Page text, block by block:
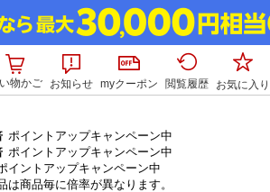
物かご
お知らせ myクーポン 閲覧履歴 お気に入り
ポイントアップキャンペーン中
ポイントアップキャンペーン中
イントアップキャンペーン中
は商品毎に倍率が異なります。